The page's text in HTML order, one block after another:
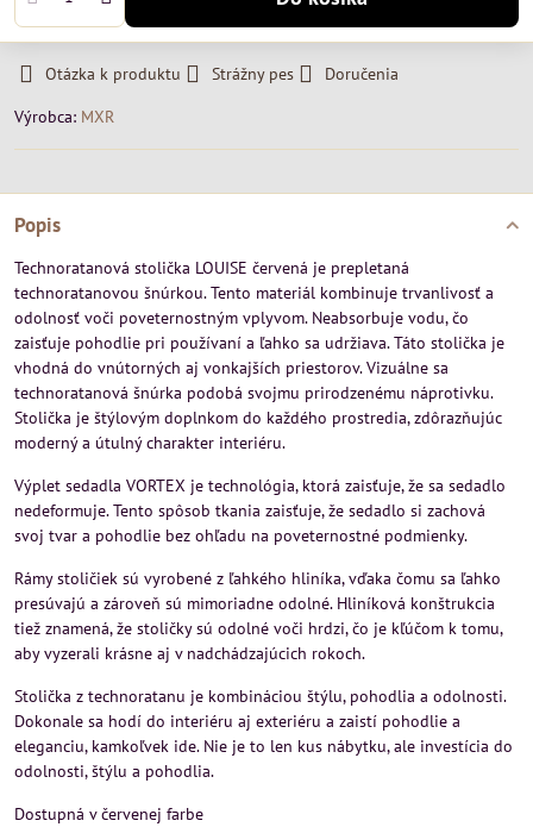
Otázka k produktu Strážny pes
Doručenia
Výrobca: MXR
Popis
Technoratanová stolička LOUISE červená je prepletaná
technoratanovou šnúrkou. Tento materiál kombinuje trvanlivosť a
odolnosť voči poveternostným vplyvom. Neabsorbuje vodu, čo
zaisťuje pohodlie pri používaní a ľahko sa udržiava. Táto stolička je
vhodná do vnútorných aj vonkajších priestorov. Vizuálne sa
technoratanová šnúrka podobá svojmu prirodzenému náprotivku.
Stolička je štýlovým doplnkom do každého prostredia, zdôrazňujúc
moderný a útulný charakter interiéru.
Výplet sedadla VORTEX je technológia, ktorá zaisťuje, že sa sedadlo
nedeformuje. Tento spôsob tkania zaisťuje, že sedadlo si zachová
svoj tvar a pohodlie bez ohľadu na poveternostné podmienky.
Rámy stoličiek sú vyrobené z ľahkého hliníka, vďaka čomu sa ľahko
presúvajú a zároveň sú mimoriadne odolné. Hliníková konštrukcia
tiež znamená, že stoličky sú odolné voči hrdzi, čo je kľúčom k tomu,
aby vyzerali krásne aj v nadchádzajúcich rokoch.
Stolička z technoratanu je kombináciou štýlu, pohodlia a odolnosti.
Dokonale sa hodí do interiéru aj exteriéru a zaistí pohodlie a
eleganciu, kamkoľvek ide. Nie je to len kus nábytku, ale investícia do
odolnosti, štýlu a pohodlia.
Dostupná v červenej farbe